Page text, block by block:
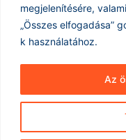
megjelenítésére,
„Összes elfogadása”
k használatához.
Az
Tovább olvasom »
Hírarchívum